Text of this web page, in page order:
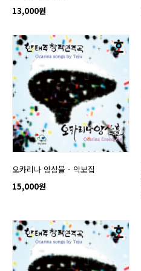
13,000원
오카리나 앙상블 - 악보집
15,000원